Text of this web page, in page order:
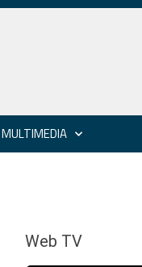
MULTIMEDIA
Web TV